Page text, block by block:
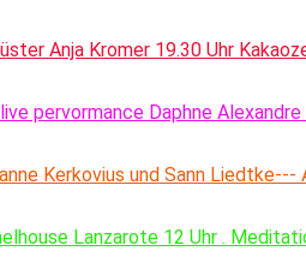
Anja Kromer 19.30 Uhr
pervormance Daphne
Kerkovius und Sann Liedtke---
Lanzarote 12 Uhr .